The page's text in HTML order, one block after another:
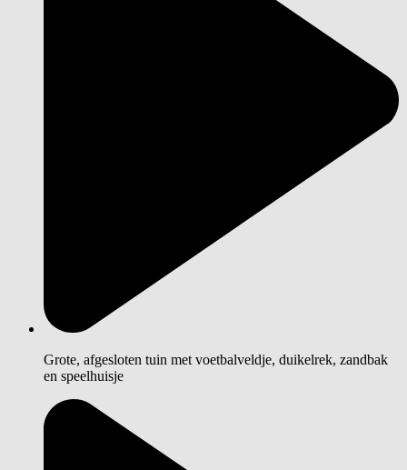
Grote, afgesloten tuin met voetbalveldje, duikelrek, zandbak
en speelhuisje